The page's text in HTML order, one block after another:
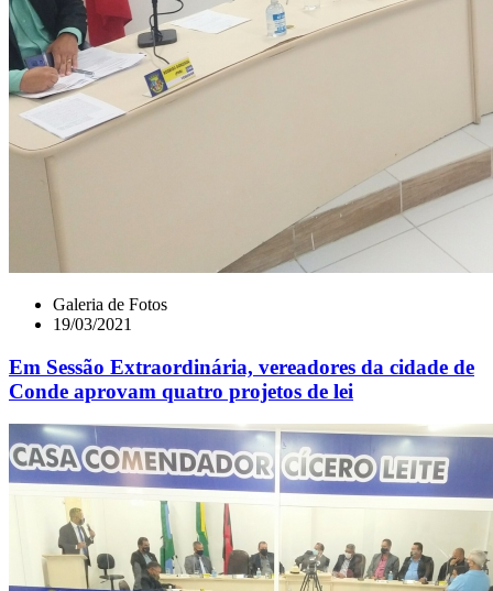
Galeria de Fotos
19/03/2021
Em Sessão Extraordinária, vereadores da cidade de
Conde aprovam quatro projetos de lei